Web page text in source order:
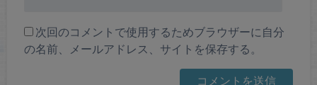
次回のコメントで使用するためブラウザーに自分
の名前、メールアドレス、サイトを保存する。